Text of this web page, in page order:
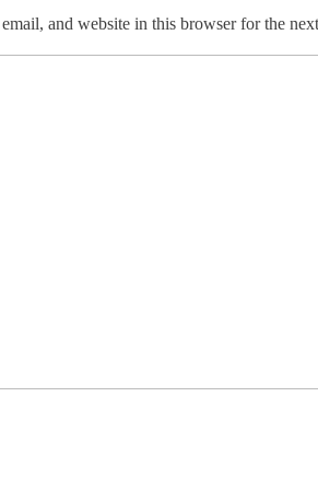
and website in this browser for the